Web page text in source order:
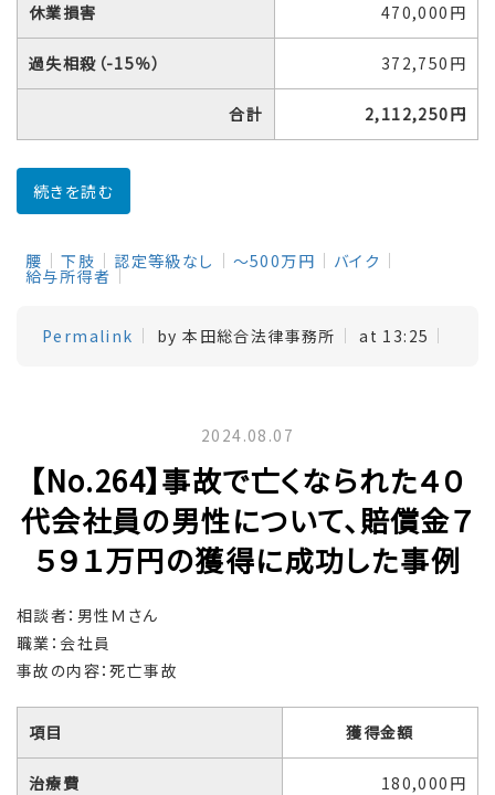
休業損害 470,000円
過失相殺（-15％） 372,750円
合計 2,112,250円
続きを読む
腰 下肢 認定等級なし ～500万円 バイク
給与所得者
Permalink by 本田総合法律事務所 at 13:25
2024.08.07
【No.264】事故で亡くなられた４０
代会社員の男性について、賠償金７
５９１万円の獲得に成功した事例
相談者：男性Ｍさん
職業：会社員
事故の内容：死亡事故
項目 獲得金額
治療費 180,000円